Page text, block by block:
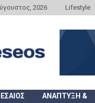
2026 Lifestyle
ΑΝΑΠΤΥΞΗ &